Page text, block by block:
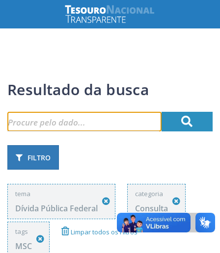
Resultado da busca
FILTRO
tema
Dívida Pública Federal
categoria
Consulta
tags
MSC
Limpar todos os Filtros